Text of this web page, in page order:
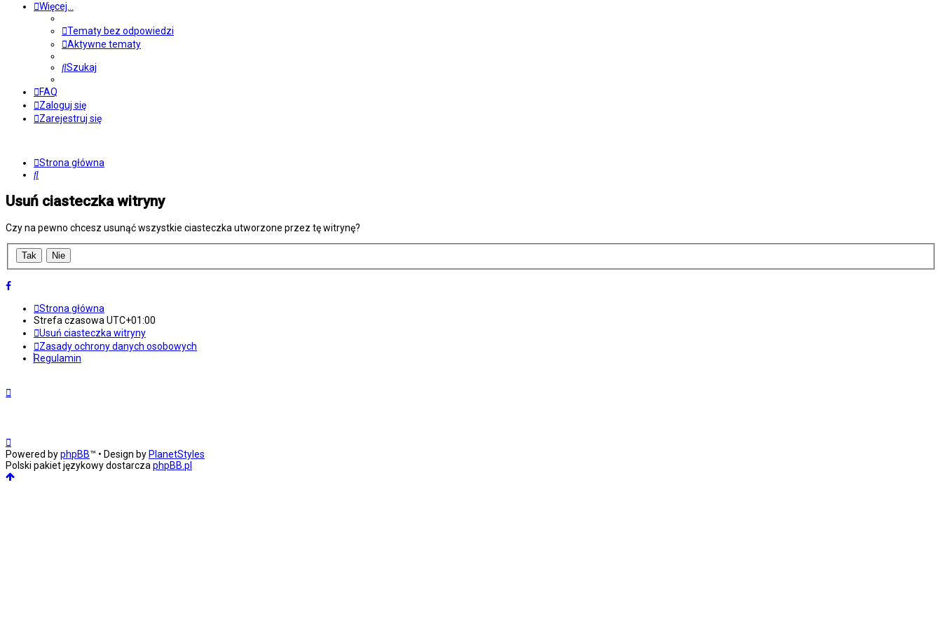
Więcej…
Tematy bez odpowiedzi
Aktywne tematy
Szukaj
FAQ
Zaloguj się
Zarejestruj się
Strona główna
Szukaj
Usuń ciasteczka witryny
Czy na pewno chcesz usunąć wszystkie ciasteczka utworzone przez tę witrynę?
Strona główna
Strefa czasowaUTC+01:00
Usuń ciasteczka witryny
Zasady ochrony danych osobowych
Regulamin
Powered byphpBB™ • Design by PlanetStyles
Polski pakiet językowy dostarczaphpBB.pl